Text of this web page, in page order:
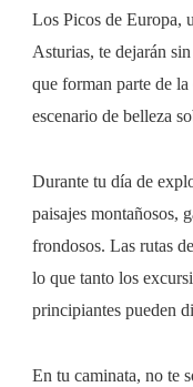
Los Picos de Europa,
Asturias, te dejarán
que forman parte de
escenario de belleza
Durante tu día de
paisajes montañosos,
frondosos. Las rutas
lo que tanto los
principiantes pueden
En tu caminata, no te